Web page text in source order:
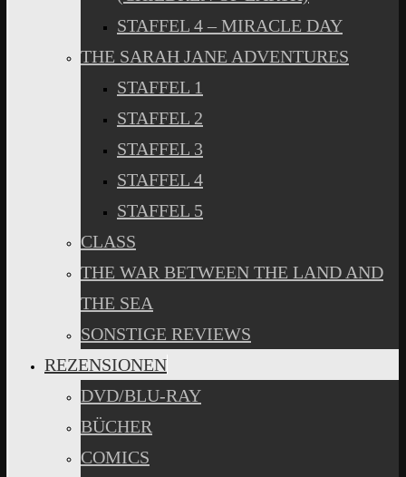
STAFFEL 4 – MIRACLE DAY
THE SARAH JANE ADVENTURES
STAFFEL 1
STAFFEL 2
STAFFEL 3
STAFFEL 4
STAFFEL 5
CLASS
THE WAR BETWEEN THE LAND AND
THE SEA
SONSTIGE REVIEWS
REZENSIONEN
DVD/BLU-RAY
BÜCHER
COMICS